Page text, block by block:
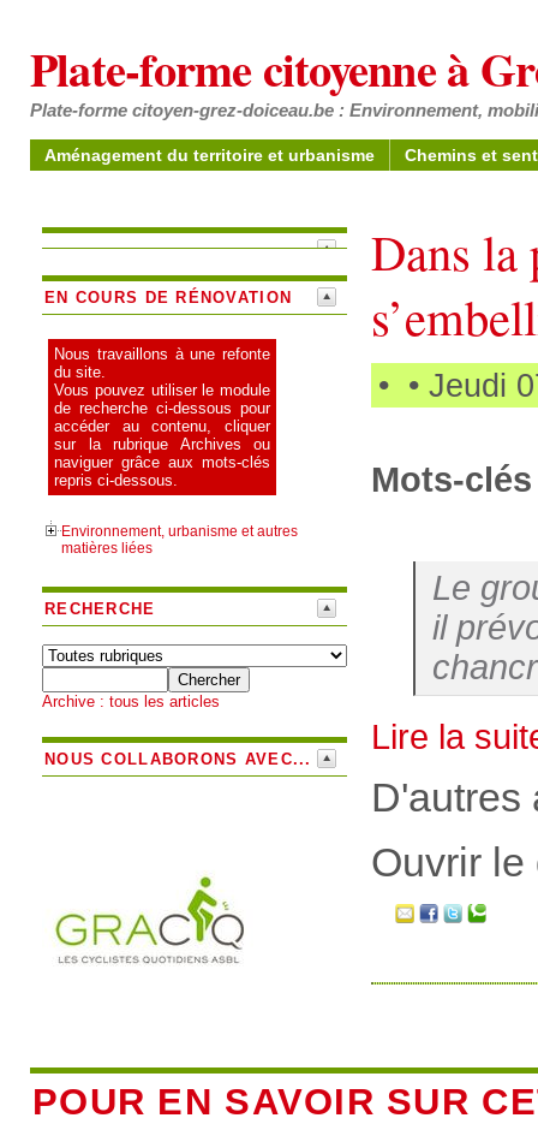
Plate-forme citoyenne à
Plate-forme citoyen-grez-doiceau.be : Environnement,
Aménagement du territoire et urbanisme Chemins et
EN COURS DE RÉNOVATION
Nous travaillons à une refonte
du site.
Vous pouvez utiliser le module
de recherche ci-dessous pour
accéder au contenu, cliquer
sur la rubrique Archives ou
naviguer grâce aux mots-clés
repris ci-dessous.
Environnement, urbanisme et autres
matières liées
RECHERCHE
Archive : tous les articles
NOUS COLLABORONS AVEC...
Dans la
• • Jeudi
Mots-
Le
il
Lire la
D'autres
Ouvrir le
POUR EN SAVOIR SUR